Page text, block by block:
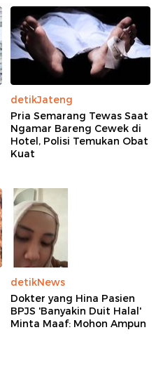
detikJateng
Pria Semarang Tewas Saat
Ngamar Bareng Cewek di
Hotel, Polisi Temukan Obat
Kuat
detikNews
Dokter yang Hina Pasien
BPJS 'Banyakin Duit Halal'
Minta Maaf: Mohon Ampun